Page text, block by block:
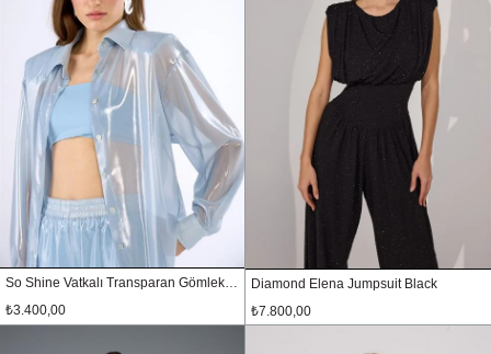
₺3.400,00
Diamond Elena Jumpsuit Black
₺7.800,00